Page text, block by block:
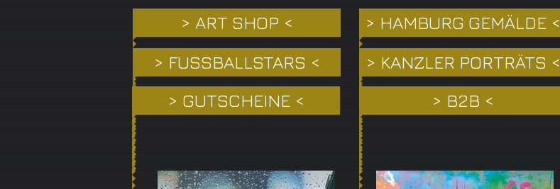
> ART SHOP <
> FUSSBALLSTARS <
> GUTSCHEINE <
> HAMBURG GEMÄLDE <
> KANZLER PORTRÄTS <
> B2B <